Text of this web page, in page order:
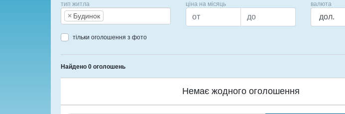
тип житла
× Будинок
ціна на місяць валюта
тільки оголошення з фото
Найдено 0 оголошень
Немає жодного оголошення